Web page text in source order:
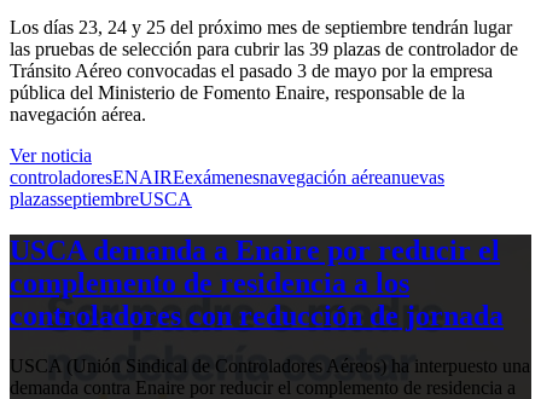
Los días 23, 24 y 25 del próximo mes de septiembre tendrán lugar
las pruebas de selección para cubrir las 39 plazas de controlador de
Tránsito Aéreo convocadas el pasado 3 de mayo por la empresa
pública del Ministerio de Fomento Enaire, responsable de la
navegación aérea.
Ver noticia
controladoresENAIREexámenesnavegación aéreanuevas
plazasseptiembreUSCA
USCA demanda a Enaire por reducir el
complemento de residencia a los
controladores con reducción de jornada
USCA (Unión Sindical de Controladores Aéreos) ha interpuesto una
demanda contra Enaire por reducir el complemento de residencia a